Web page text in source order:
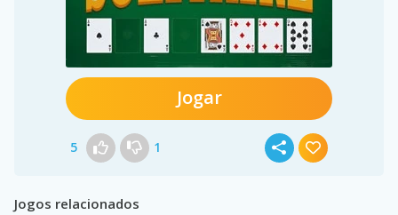
Jogar
5 1
Jogos relacionados